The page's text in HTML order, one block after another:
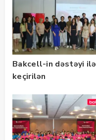
Bakcell-in dəstəyi ilə
keçirilən
Bootcamp” başladı